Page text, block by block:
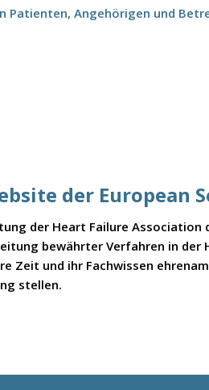
Patienten, Angehörigen und
der European
der Heart Failure Association
bewährter Verfahren in
Zeit und ihr Fachwissen
stellen.